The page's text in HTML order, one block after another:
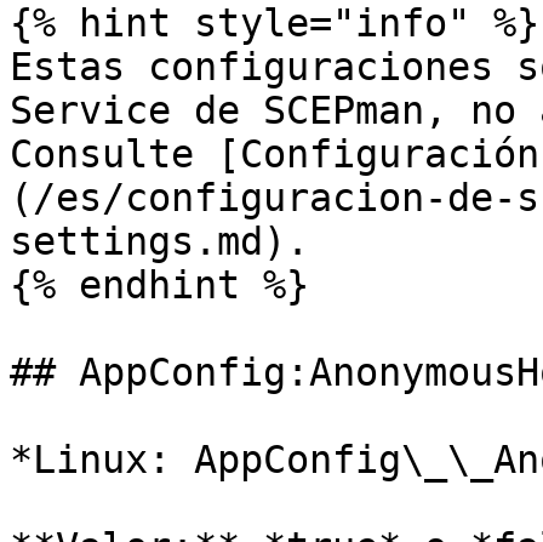
{% hint style="info" %}
Estas configuraciones
Service de SCEPman,
Consulte [Configuración
(/es/configuracion-de-
settings.md).
{% endhint %}
##
*Linux: